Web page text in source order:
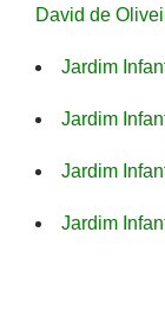
David de
Jardim
Jardim
Jardim
Jardim